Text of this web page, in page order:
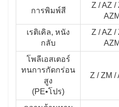
การพิมพ์สี
Z / AZ /
AZM
เรติเคิล, หนัง
กลับ
Z / AZ /
AZM
โพลีเอสเตอร์
ทนการกัดกร่อน
สูง
(PE•โปร)
Z / ZM /